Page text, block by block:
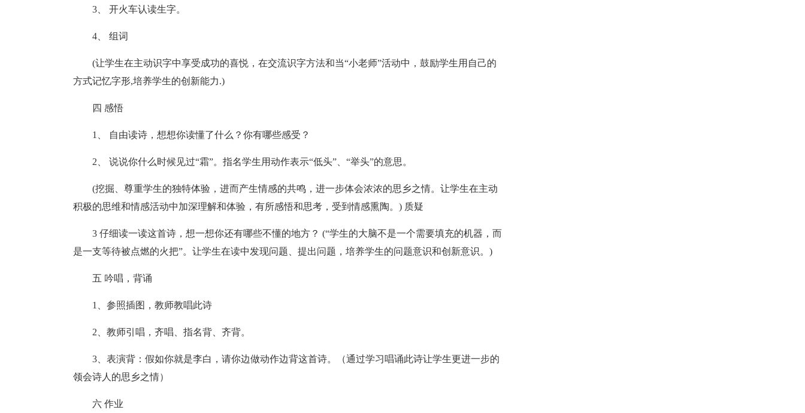
3、 开火车认读生字。
4、 组词
(让学生在主动识字中享受成功的喜悦，在交流识字方法和当“小老师”活动中，鼓励学生用自己的
方式记忆字形,培养学生的创新能力.)
四 感悟
1、 自由读诗，想想你读懂了什么？你有哪些感受？
2、 说说你什么时候见过“霜”。指名学生用动作表示“低头”、“举头”的意思。
(挖掘、尊重学生的独特体验，进而产生情感的共鸣，进一步体会浓浓的思乡之情。让学生在主动
积极的思维和情感活动中加深理解和体验，有所感悟和思考，受到情感熏陶。) 质疑
3 仔细读一读这首诗，想一想你还有哪些不懂的地方？ (“学生的大脑不是一个需要填充的机器，而
是一支等待被点燃的火把”。让学生在读中发现问题、提出问题，培养学生的问题意识和创新意识。)
五 吟唱，背诵
1、参照插图，教师教唱此诗
2、教师引唱，齐唱、指名背、齐背。
3、表演背：假如你就是李白，请你边做动作边背这首诗。（通过学习唱诵此诗让学生更进一步的
领会诗人的思乡之情）
六 作业